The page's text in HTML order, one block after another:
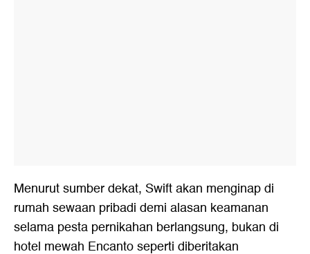
Menurut sumber dekat, Swift akan menginap di
rumah sewaan pribadi demi alasan keamanan
selama pesta pernikahan berlangsung, bukan di
hotel mewah Encanto seperti diberitakan